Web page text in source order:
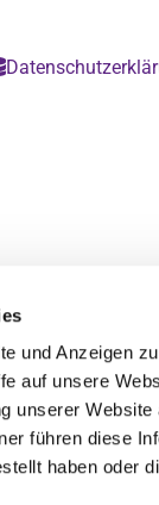
und Anzeigen
auf unsere
unserer
führen diese
haben oder